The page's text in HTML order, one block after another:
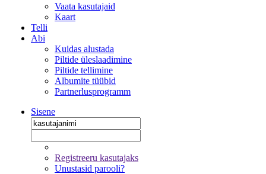
Vaata kasutajaid
Kaart
Telli
Abi
Kuidas alustada
Piltide üleslaadimine
Piltide tellimine
Albumite tüübid
Partnerlusprogramm
Sisene
Registreeru kasutajaks
Unustasid parooli?